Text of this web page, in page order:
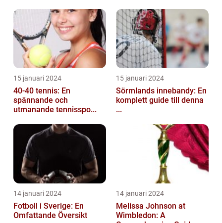
15 januari 2024
40-40 tennis: En
spännande och
utmanande tennisspo...
15 januari 2024
Sörmlands innebandy: En
komplett guide till denna
...
14 januari 2024
Fotboll i Sverige: En
Omfattande Översikt
14 januari 2024
Melissa Johnson at
Wimbledon: A